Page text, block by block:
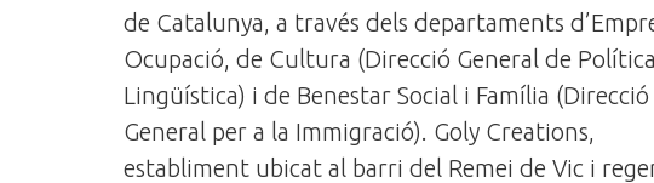
de Catalunya, a través dels departaments
Ocupació, de Cultura (Direcció General de Política
Lingüística) i de Benestar Social i Família (Direcció
General per a la Immigració). Goly Creations,
establiment ubicat al barri del Remei de Vic i